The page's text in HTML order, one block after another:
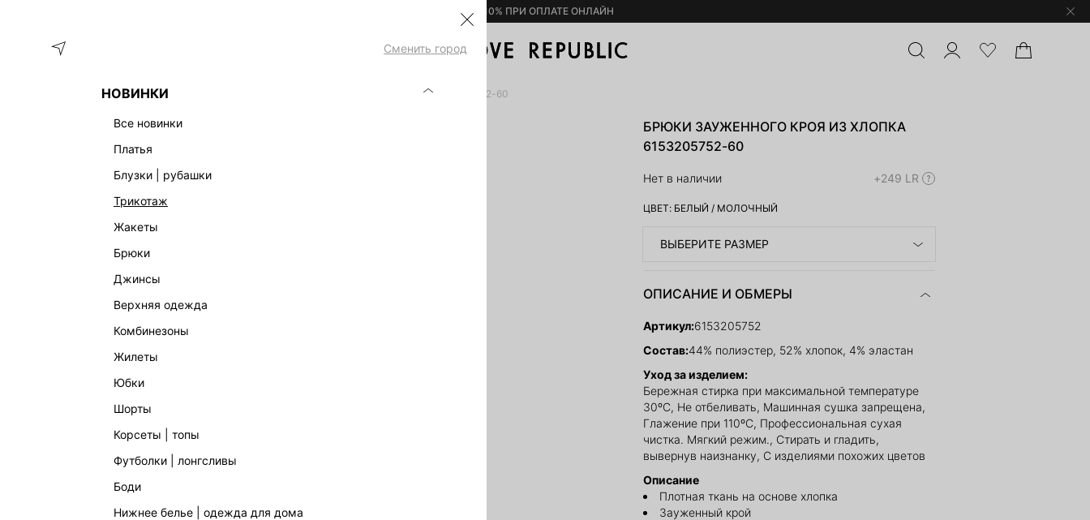
– 10% ПРИ ОПЛАТЕ ОНЛАЙН
Сменить город
НОВИНКИ
все новинки
платья
блузки | рубашки
трикотаж
жакеты
брюки
джинсы
верхняя одежда
комбинезоны
жилеты
юбки
шорты
корсеты | топы
футболки | лонгсливы
боди
нижнее белье | одежда для дома
ОДЕЖДА БРЮКИ ЗАУЖЕННОГО КРОЯ ИЗ ХЛОПКА 6153205752-60
БРЮКИ ЗАУЖЕННОГО КРОЯ ИЗ ХЛОПКА
6153205752-60
Нет в наличии +249 LR
ЦВЕТ: БЕЛЫЙ / МОЛОЧНЫЙ
ВЫБЕРИТЕ РАЗМЕР
ОПИСАНИЕ И ОБМЕРЫ
Артикул:6153205752
Состав:44% полиэстер, 52% хлопок, 4% эластан
Уход за изделием:
Бережная стирка при максимальной температуре
30ºС, Не отбеливать, Машинная сушка запрещена,
Глажение при 110ºС, Профессиональная сухая
чистка. Мягкий режим., Стирать и гладить,
вывернув наизнанку, С изделиями похожих цветов
Описание
Плотная ткань на основе хлопка
Зауженный крой